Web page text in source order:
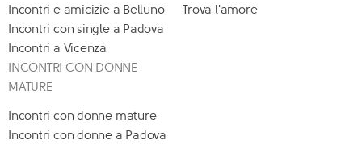
Incontri e amicizie a Belluno
Incontri con single a Padova
Incontri a Vicenza
Trova l'amore
INCONTRI CON DONNE
MATURE
Incontri con donne mature
Incontri con donne a Padova